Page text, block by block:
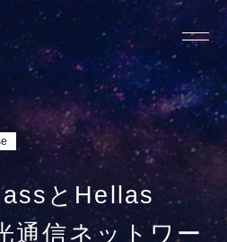
とHellas
通信ネットワー